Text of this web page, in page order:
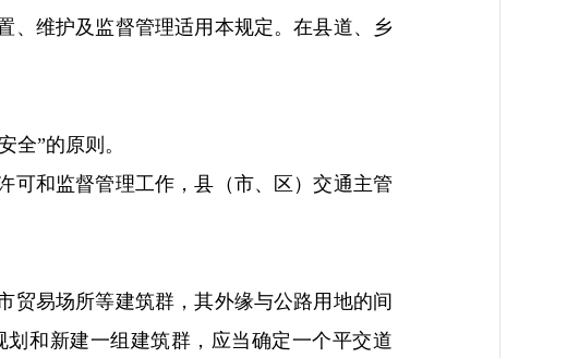
维护及监督管理适用本规定。在县道、乡
”的原则。
和监督管理工作，县（市、区）交通主管
易场所等建筑群，其外缘与公路用地的间
和新建一组建筑群，应当确定一个平交道